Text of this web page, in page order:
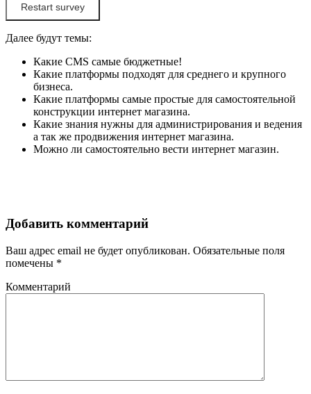
Restart survey
Далее будут темы:
Какие CMS самые бюджетные!
Какие платформы подходят для среднего и крупного
бизнеса.
Какие платформы самые простые для самостоятельной
конструкции интернет магазина.
Какие знания нужны для администрирования и ведения
а так же продвижения интернет магазина.
Можно ли самостоятельно вести интернет магазин.
Добавить комментарий
Ваш адрес email не будет опубликован. Обязательные поля
помечены *
Комментарий